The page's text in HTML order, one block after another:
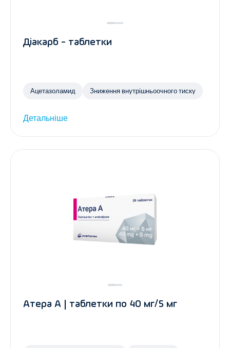
Діакарб - таблетки
Ацетазоламид Зниження внутрішньоочного тиску
Детальніше
Атера А | таблетки по 40 мг/5 мг